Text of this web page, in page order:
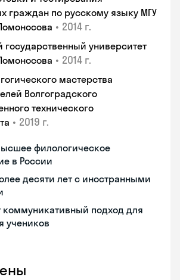
граждан по русскому языку МГУ
• 2014 г.
государственный университет
• 2014 г.
мастерства
Волгоградского
технического
• 2019 г.
филологическое
в России
десяти лет с иностранными
коммуникативный подход для
учеников